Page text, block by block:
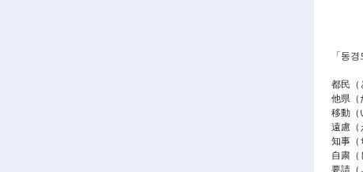
「동
都民（
他県（
移動（
遠慮（
知事（
自粛（
要請（